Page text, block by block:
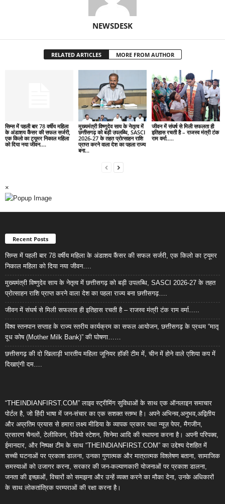
NEWSDESK
RELATED ARTICLES MORE FROM AUTHOR
सिम्स में पहली बार 78 वर्षीय महिला
के अंडाशय कैंसर की सफल सर्जरी,
एक किलो का ट्यूमर निकाल महिला
को दिया नया जीवन….
मुख्यमंत्री विष्णुदेव साय के नेतृत्व में
छत्तीसगढ़ को बड़ी उपलब्धि, SASCI
2026-27 के तहत प्रोत्साहन राशि
प्राप्त करने वाला देश का पहला राज्य
बना...
जीवन में संघर्ष से मिली सफलता ही
इतिहास रचती है – राजस्व मंत्री टंक
राम वर्मा…..
×
Recent Posts
सिम्स में पहली बार 78 वर्षीय महिला के अंडाशय कैंसर की सफल सर्जरी, एक किलो का ट्यूमर
निकाल महिला को दिया नया जीवन….
मुख्यमंत्री विष्णुदेव साय के नेतृत्व में छत्तीसगढ़ को बड़ी उपलब्धि, SASCI 2026-27 के तहत
प्रोत्साहन राशि प्राप्त करने वाला देश का पहला राज्य बना छत्तीसगढ़….
जीवन में संघर्ष से मिली सफलता ही इतिहास रचती है – राजस्व मंत्री टंक राम वर्मा…..
विश्व स्तनपान सप्ताह के राज्य स्तरीय कार्यक्रम का सफल आयोजन, छत्तीसगढ़ के प्रथम “मातृ
दूध कोष (Mother Milk Bank)” की घोषणा……
छत्तीसगढ़ की दो खिलाड़ी भारतीय महिला जूनियर हॉकी टीम में, चीन में होने वाले एशिया कप में
दिखाएंगी दम….
“THEINDIANFIRST.COM” लाइव स्ट्रीमिंग सुविधाओं के साथ एक ऑनलाइन समाचार
पोर्टल है, जो हिंदी भाषा में जन-संचार का एक सशक्त स्तम्भ है। अपने अभिनव,अनुभव,अद्वितीय
और अप्रतिम प्रयास से हमारा लक्ष्य मीडिया के व्यापक प्रकार यथा न्यूज़ पेपर, मैगजीन,
प्रसारण चैनलों, टेलीविजन, रेडियो स्टेशन, सिनेमा आदि की स्थापना करना है। अपनी परिपक्व,
ईमानदार, और निष्पक्ष टीम के साथ “THEINDIANFIRST.COM” का उद्देश्य देशहित में
सच्ची घटनाओं पर प्रकाश डालना, उनका गुणात्मक और मात्रात्मक विश्लेषण बताना, सामाजिक
समस्याओं को उजागर करना, सरकार की जन-कल्याणकारी योजनाओं पर प्रकाश डालना,
जनता की इच्छाओं, विचारों को समझना और उन्हें व्यक्त करने का मौका देना, उनके अधिकारों
के साथ लोकतांत्रिक परम्पराओं की रक्षा करना है।